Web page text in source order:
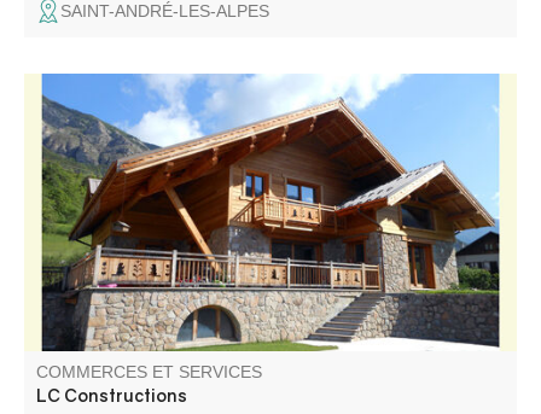
SAINT-ANDRÉ-LES-ALPES
Artisan maçon, Construction et Rénovation, gros œuvre,
charpente, aménagements intérieurs, votre chalet sur
mesure dans le Haut Verdon - Val d'Allos.
COMMERCES ET SERVICES
LC Constructions